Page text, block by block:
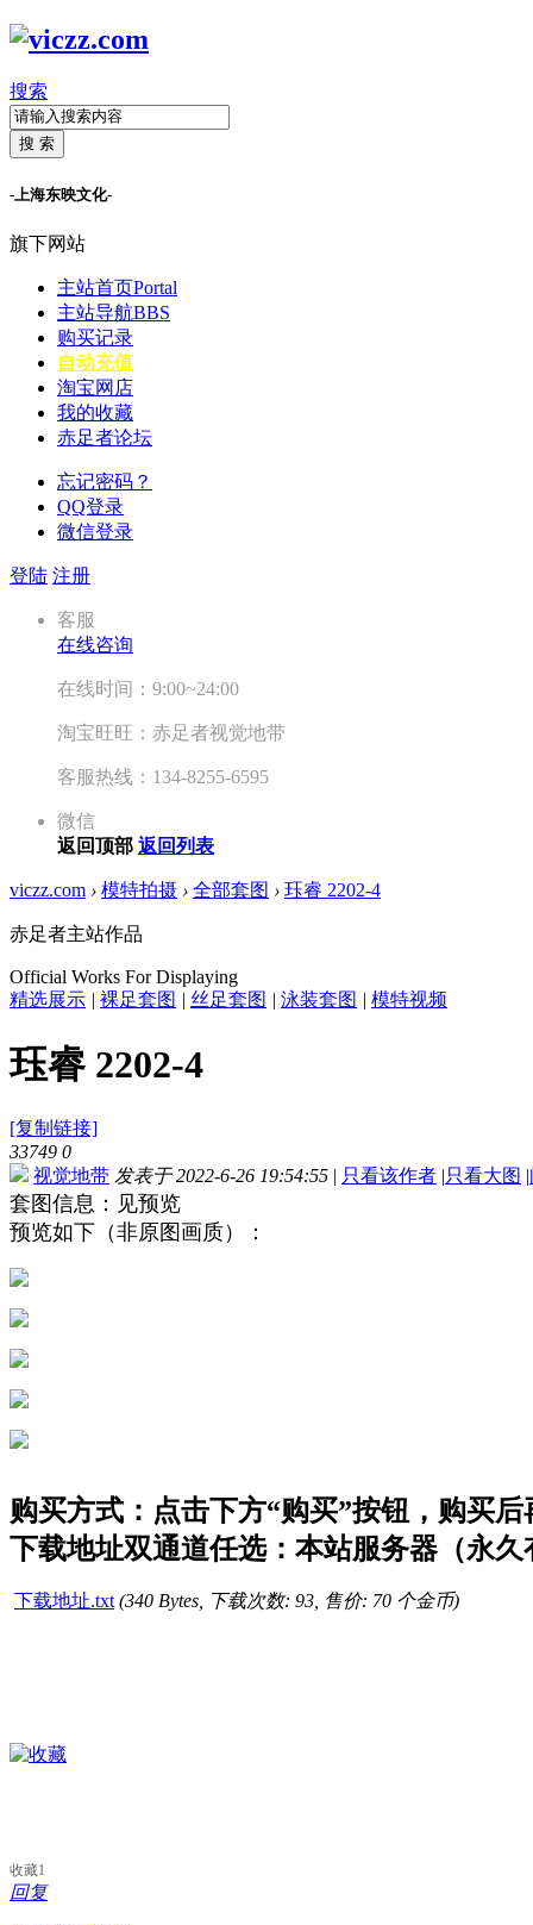
搜索
搜 索
-上海东映文化-
旗下网站
主站首页Portal
主站导航BBS
购买记录
自动充值
淘宝网店
我的收藏
赤足者论坛
忘记密码？
QQ登录
微信登录
登陆 注册
客服
在线咨询
在线时间：9:00~24:00
淘宝旺旺：赤足者视觉地带
客服热线：134-8255-6595
微信
返回顶部 返回列表
viczz.com › 模特拍摄 › 全部套图 › 珏睿 2202-4
赤足者主站作品
Official Works For Displaying
精选展示 | 裸足套图 | 丝足套图 | 泳装套图 | 模特视频
珏睿 2202-4
[复制链接]
33749 0
视觉地带 发表于 2022-6-26 19:54:55 | 只看该作者 |只看大图 |
套图信息：见预览
预览如下（非原图画质）：
购买方式：点击下方“购买”按钮，购买
下载地址双通道任选：本站服务器（永
下载地址.txt (340 Bytes, 下载次数: 93, 售价: 70 个金币)
收藏1
回复